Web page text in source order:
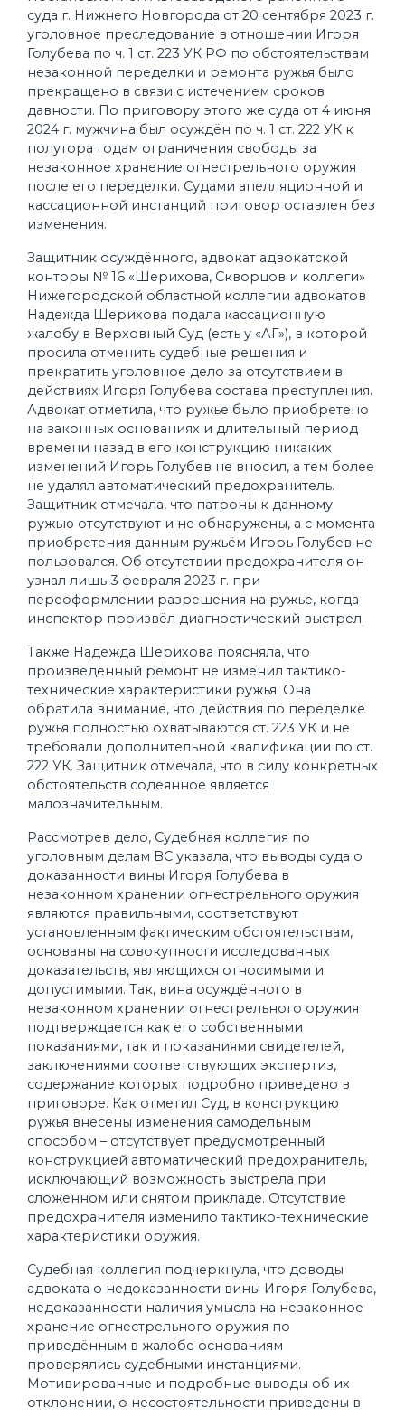
суда г. Нижнего Новгорода от 20 сентября 2023 г.
уголовное преследование в отношении Игоря
Голубева по ч. 1 ст. 223 УК РФ по обстоятельствам
незаконной переделки и ремонта ружья было
прекращено в связи с истечением сроков
давности. По приговору этого же суда от 4 июня
2024 г. мужчина был осуждён по ч. 1 ст. 222 УК к
полутора годам ограничения свободы за
незаконное хранение огнестрельного оружия
после его переделки. Судами апелляционной и
кассационной инстанций приговор оставлен без
изменения.
Защитник осуждённого, адвокат адвокатской
конторы № 16 «Шерихова, Скворцов и коллеги»
Нижегородской областной коллегии адвокатов
Надежда Шерихова подала кассационную
жалобу в Верховный Суд (есть у «АГ»), в которой
просила отменить судебные решения и
прекратить уголовное дело за отсутствием в
действиях Игоря Голубева состава преступления.
Адвокат отметила, что ружье было приобретено
на законных основаниях и длительный период
времени назад в его конструкцию никаких
изменений Игорь Голубев не вносил, а тем более
не удалял автоматический предохранитель.
Защитник отмечала, что патроны к данному
ружью отсутствуют и не обнаружены, а с момента
приобретения данным ружьём Игорь Голубев не
пользовался. Об отсутствии предохранителя он
узнал лишь 3 февраля 2023 г. при
переоформлении разрешения на ружье, когда
инспектор произвёл диагностический выстрел.
Также Надежда Шерихова поясняла, что
произведённый ремонт не изменил тактико-
технические характеристики ружья. Она
обратила внимание, что действия по переделке
ружья полностью охватываются ст. 223 УК и не
требовали дополнительной квалификации по ст.
222 УК. Защитник отмечала, что в силу конкретных
обстоятельств содеянное является
малозначительным.
Рассмотрев дело, Судебная коллегия по
уголовным делам ВС указала, что выводы суда о
доказанности вины Игоря Голубева в
незаконном хранении огнестрельного оружия
являются правильными, соответствуют
установленным фактическим обстоятельствам,
основаны на совокупности исследованных
доказательств, являющихся относимыми и
допустимыми. Так, вина осуждённого в
незаконном хранении огнестрельного оружия
подтверждается как его собственными
показаниями, так и показаниями свидетелей,
заключениями соответствующих экспертиз,
содержание которых подробно приведено в
приговоре. Как отметил Суд, в конструкцию
ружья внесены изменения самодельным
способом – отсутствует предусмотренный
конструкцией автоматический предохранитель,
исключающий возможность выстрела при
сложенном или снятом прикладе. Отсутствие
предохранителя изменило тактико-технические
характеристики оружия.
Судебная коллегия подчеркнула, что доводы
адвоката о недоказанности вины Игоря Голубева,
недоказанности наличия умысла на незаконное
хранение огнестрельного оружия по
приведённым в жалобе основаниям
проверялись судебными инстанциями.
Мотивированные и подробные выводы об их
отклонении, о несостоятельности приведены в